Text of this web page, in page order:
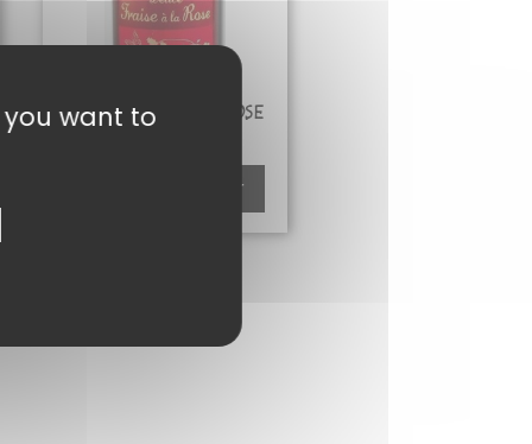
CONFIT PÉTALES ROSE
Ajouter au panier
you want to